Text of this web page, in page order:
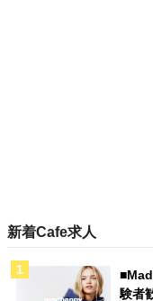
新着Cafe求人
験者